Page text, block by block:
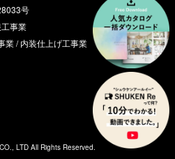
号
事業
業 / 内装仕上げ工事業
LTD All Rights Reserved.